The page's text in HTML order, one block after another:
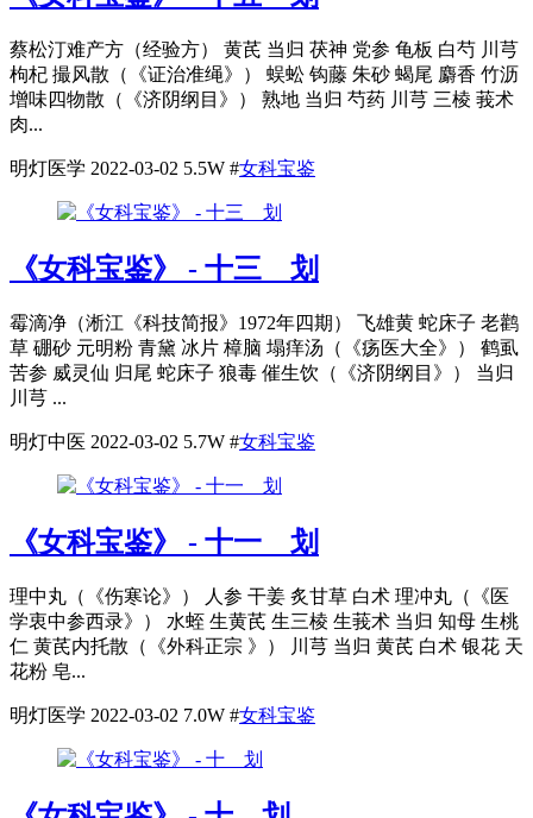
蔡松汀难产方（经验方） 黄芪 当归 茯神 党参 龟板 白芍 川芎
枸杞 撮风散（《证治准绳》） 蜈蚣 钩藤 朱砂 蝎尾 麝香 竹沥
增味四物散（《济阴纲目》） 熟地 当归 芍药 川芎 三棱 莪术
肉...
明灯医学 2022-03-02 5.5W #女科宝鉴
《女科宝鉴》 - 十三 划
霉滴净（淅江《科技简报》1972年四期） 飞雄黄 蛇床子 老鹳
草 硼砂 元明粉 青黛 冰片 樟脑 塌痒汤（《疡医大全》） 鹤虱
苦参 威灵仙 归尾 蛇床子 狼毒 催生饮（《济阴纲目》） 当归
川芎 ...
明灯中医 2022-03-02 5.7W #女科宝鉴
《女科宝鉴》 - 十一 划
理中丸（《伤寒论》） 人参 干姜 炙甘草 白术 理冲丸（《医
学衷中参西录》） 水蛭 生黄芪 生三棱 生莪术 当归 知母 生桃
仁 黄芪内托散（《外科正宗 》） 川芎 当归 黄芪 白术 银花 天
花粉 皂...
明灯医学 2022-03-02 7.0W #女科宝鉴